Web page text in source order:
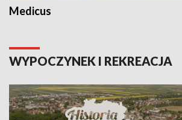
Medicus
WYPOCZYNEK I REKREACJA